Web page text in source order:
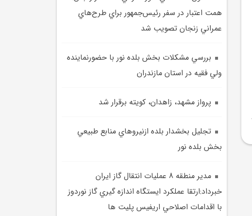
همت اعتبار در سفر رئيس‌جمهور براي طرح‌هاي
عمراني زنجان تصويب شد
بررسي مشکلات بخش بلده نور با حضورنماينده
ولي فقيه در استان مازندران
پرواز مشهد، زاهدان، کويته برقرار شد
تجليل بخشدار بلده ازنيرو‌هاي منابع طبيعي
بخش بلده نور
مدير منطقه 8 عمليات انتقال گاز ايران
خبرداد:ارتقا عملكرد ايستگاه اندازه گيري گاز نوردوز
با اقدامات اصلاحي اريفيس پليت ها